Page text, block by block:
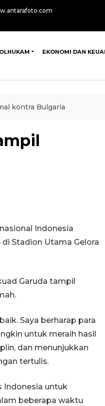
EKONOMI DAN
kontra Bulgaria
Indonesia
Stadion Utama Gelora
Garuda tampil
Saya berharap para
untuk meraih hasil
dan menunjukkan
tertulis.
Indonesia untuk
beberapa waktu